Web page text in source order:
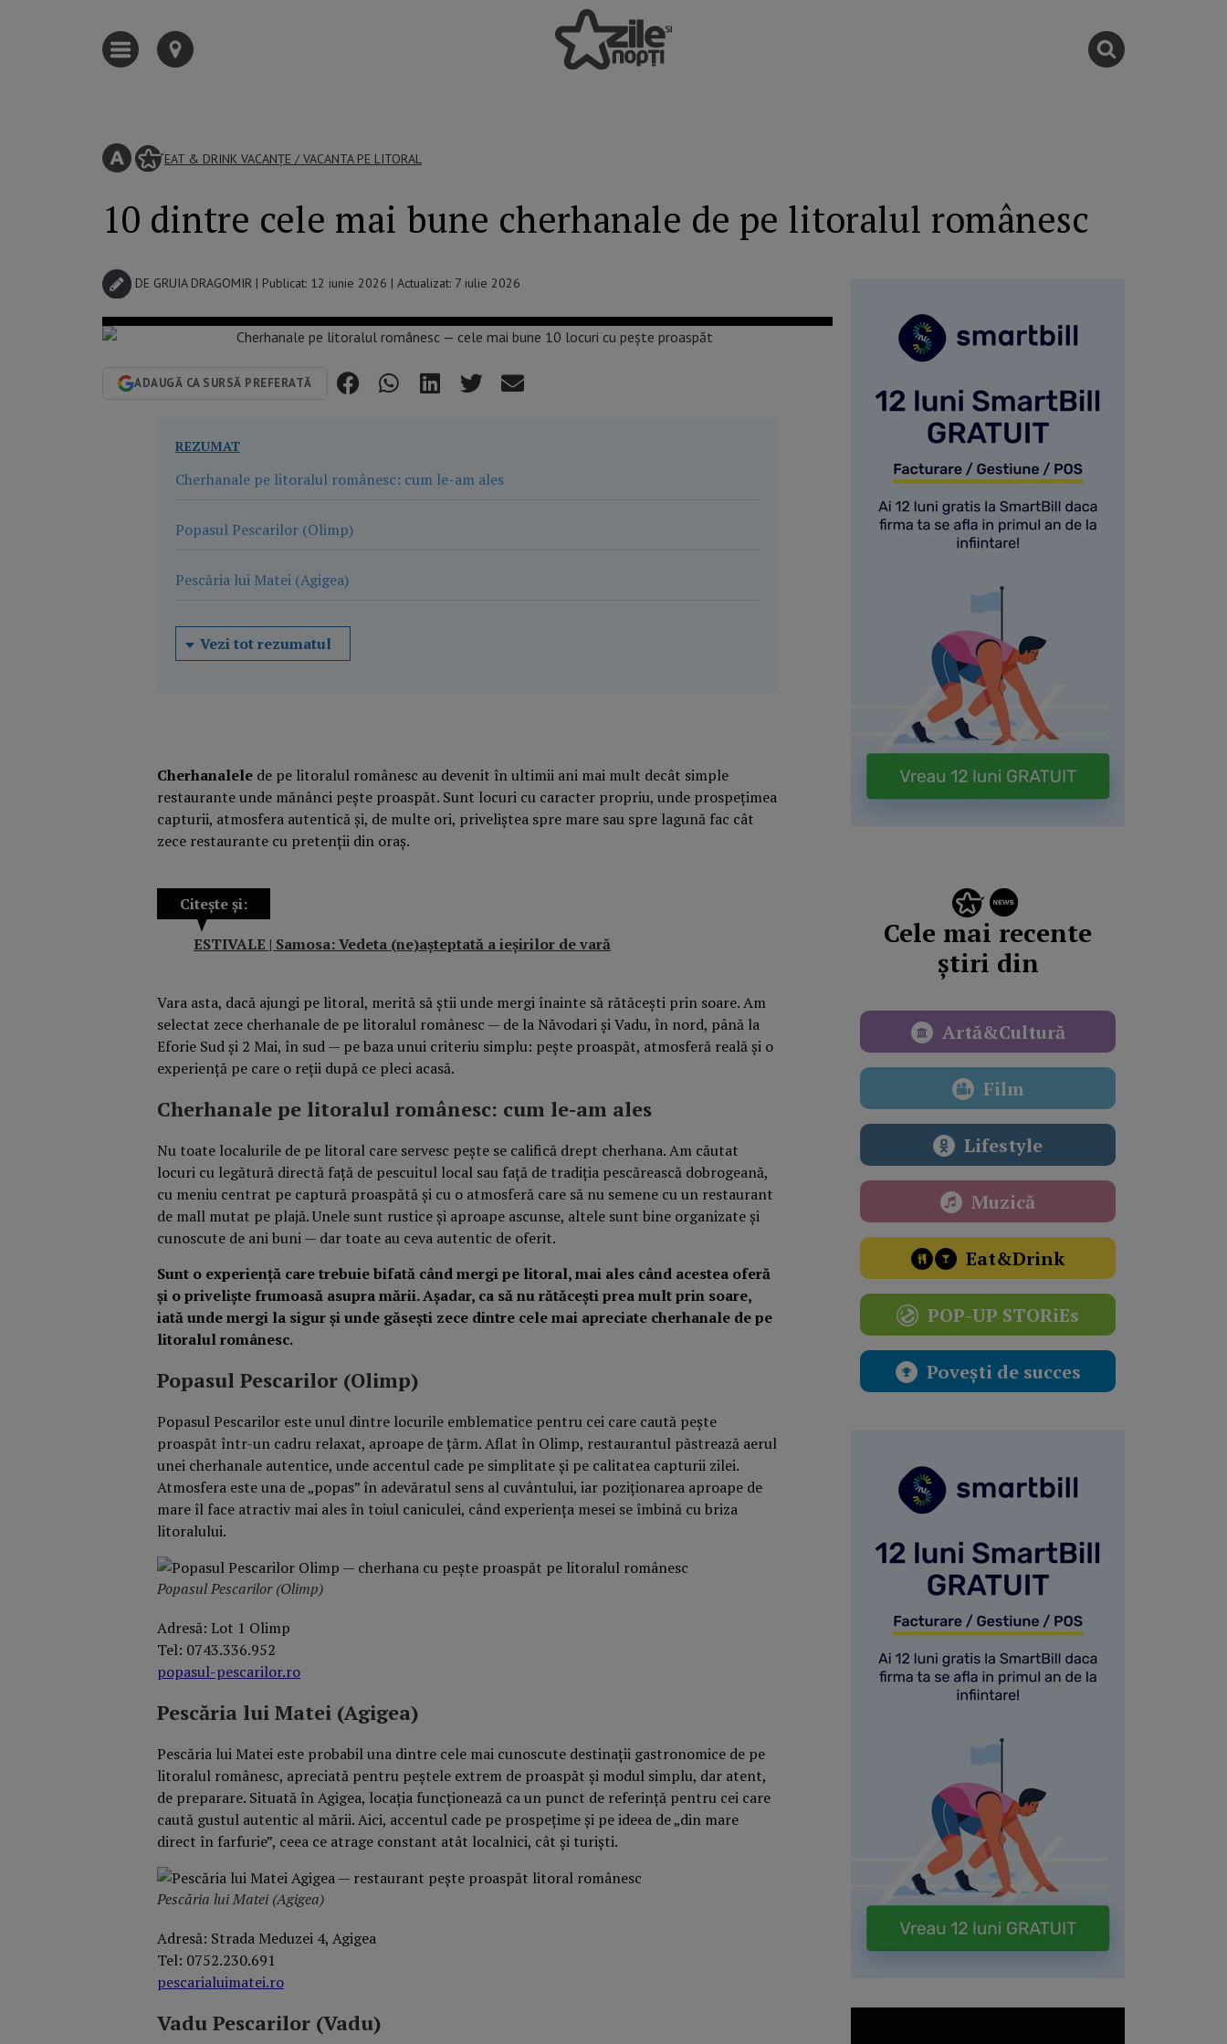
EAT & DRINK VACANȚE / VACANTA PE LITORAL
10 dintre cele mai bune cherhanale de pe litoralul românesc
DE GRUIA DRAGOMIR | Publicat: 12 iunie 2026 | Actualizat: 7 iulie 2026
ADAUGĂ CA SURSĂ PREFERATĂ
REZUMAT
Cherhanale pe litoralul românesc: cum le-am ales
Popasul Pescarilor (Olimp)
Pescăria lui Matei (Agigea)
Vezi tot rezumatul
Cherhanalele de pe litoralul românesc au devenit în ultimii ani mai mult decât simple
restaurante unde mănânci pește proaspăt. Sunt locuri cu caracter propriu, unde prospețimea
capturii, atmosfera autentică și, de multe ori, priveliștea spre mare sau spre lagună fac cât
zece restaurante cu pretenții din oraș.
Citește și:
ESTIVALE | Samosa: Vedeta (ne)așteptată a ieșirilor de vară
Vara asta, dacă ajungi pe litoral, merită să știi unde mergi înainte să rătăcești prin soare. Am
selectat zece cherhanale de pe litoralul românesc — de la Năvodari și Vadu, în nord, până la
Eforie Sud și 2 Mai, în sud — pe baza unui criteriu simplu: pește proaspăt, atmosferă reală și o
experiență pe care o reții după ce pleci acasă.
Cherhanale pe litoralul românesc: cum le-am ales
Nu toate localurile de pe litoral care servesc pește se califică drept cherhana. Am căutat
locuri cu legătură directă față de pescuitul local sau față de tradiția pescărească dobrogeană,
cu meniu centrat pe captură proaspătă și cu o atmosferă care să nu semene cu un restaurant
de mall mutat pe plajă. Unele sunt rustice și aproape ascunse, altele sunt bine organizate și
cunoscute de ani buni — dar toate au ceva autentic de oferit.
Sunt o experiență care trebuie bifată când mergi pe litoral, mai ales când acestea oferă
și o priveliște frumoasă asupra mării. Așadar, ca să nu rătăcești prea mult prin soare,
iată unde mergi la sigur și unde găsești zece dintre cele mai apreciate cherhanale de pe
litoralul românesc.
Popasul Pescarilor (Olimp)
Popasul Pescarilor este unul dintre locurile emblematice pentru cei care caută pește
proaspăt într-un cadru relaxat, aproape de țărm. Aflat în Olimp, restaurantul păstrează aerul
unei cherhanale autentice, unde accentul cade pe simplitate și pe calitatea capturii zilei.
Atmosfera este una de „popas” în adevăratul sens al cuvântului, iar poziționarea aproape de
mare îl face atractiv mai ales în toiul caniculei, când experiența mesei se îmbină cu briza
litoralului.
Popasul Pescarilor (Olimp)
Adresă: Lot 1 Olimp
Tel: 0743.336.952
popasul-pescarilor.ro
Pescăria lui Matei (Agigea)
Pescăria lui Matei este probabil una dintre cele mai cunoscute destinații gastronomice de pe
litoralul românesc, apreciată pentru peștele extrem de proaspăt și modul simplu, dar atent,
de preparare. Situată în Agigea, locația funcționează ca un punct de referință pentru cei care
caută gustul autentic al mării. Aici, accentul cade pe prospețime și pe ideea de „din mare
direct în farfurie”, ceea ce atrage constant atât localnici, cât și turiști.
Pescăria lui Matei (Agigea)
Adresă: Strada Meduzei 4, Agigea
Tel: 0752.230.691
pescarialuimatei.ro
Vadu Pescarilor (Vadu)
Cele mai recente
știri din
Artă&Cultură
Film
Lifestyle
Muzică
Eat&Drink
POP-UP STORiEs
Povești de succes